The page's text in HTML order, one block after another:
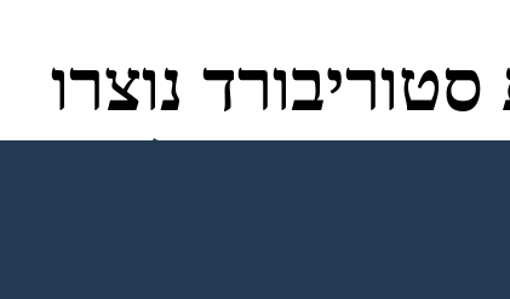
סטוריבורד נוצרו